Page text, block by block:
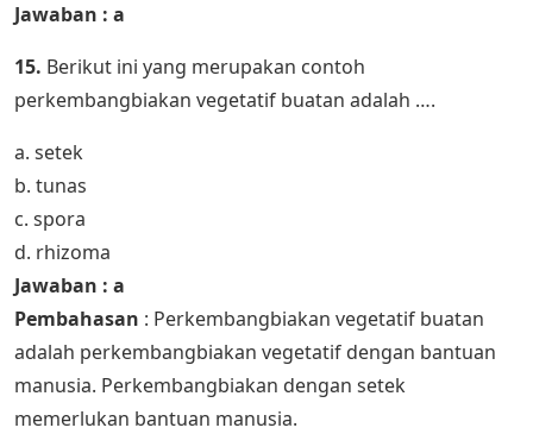
Jawaban : a
15. Berikut ini yang merupakan contoh
perkembangbiakan vegetatif buatan adalah ….
a. setek
b. tunas
c. spora
d. rhizoma
Jawaban : a
Pembahasan : Perkembangbiakan vegetatif buatan
adalah perkembangbiakan vegetatif dengan bantuan
manusia. Perkembangbiakan dengan setek
memerlukan bantuan manusia.